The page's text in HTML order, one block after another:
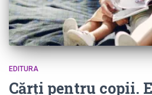
EDITURA
Cărți pentru copii.